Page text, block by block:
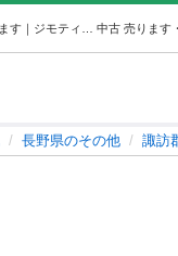
中古 売ります
長野県のその他 諏訪